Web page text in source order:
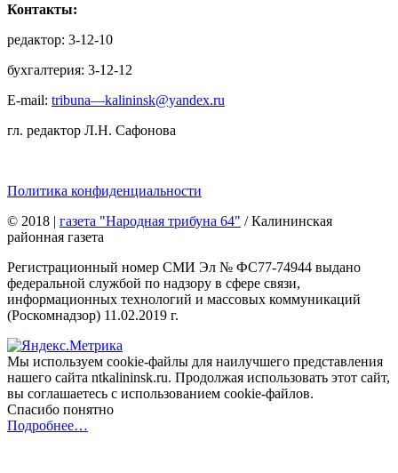
Контакты:
редактор: 3-12-10
бухгалтерия: 3-12-12
E-mail: tribuna—kalininsk@yandex.ru
гл. редактор Л.Н. Сафонова
Политика конфиденциальности
© 2018 | газета "Народная трибуна 64" / Калининская
районная газета
Регистрационный номер СМИ Эл № ФС77-74944 выдано
федеральной службой по надзору в сфере связи,
информационных технологий и массовых коммуникаций
(Роскомнадзор) 11.02.2019 г.
Мы используем cookie-файлы для наилучшего представления
нашего сайта ntkalininsk.ru. Продолжая использовать этот сайт,
вы соглашаетесь с использованием cookie-файлов.
Спасибо понятно
Подробнее…